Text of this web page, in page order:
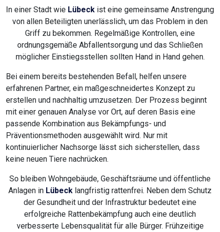
In einer Stadt wie Lübeck ist eine gemeinsame Anstrengung
von allen Beteiligten unerlässlich, um das Problem in den
Griff zu bekommen. Regelmäßige Kontrollen, eine
ordnungsgemäße Abfallentsorgung und das Schließen
möglicher Einstiegsstellen sollten Hand in Hand gehen.
Bei einem bereits bestehenden Befall, helfen unsere
erfahrenen Partner, ein maßgeschneidertes Konzept zu
erstellen und nachhaltig umzusetzen. Der Prozess beginnt
mit einer genauen Analyse vor Ort, auf deren Basis eine
passende Kombination aus Bekämpfungs- und
Präventionsmethoden ausgewählt wird. Nur mit
kontinuierlicher Nachsorge lässt sich sicherstellen, dass
keine neuen Tiere nachrücken.
So bleiben Wohngebäude, Geschäftsräume und öffentliche
Anlagen in Lübeck langfristig rattenfrei. Neben dem Schutz
der Gesundheit und der Infrastruktur bedeutet eine
erfolgreiche Rattenbekämpfung auch eine deutlich
verbesserte Lebensqualität für alle Bürger. Frühzeitige